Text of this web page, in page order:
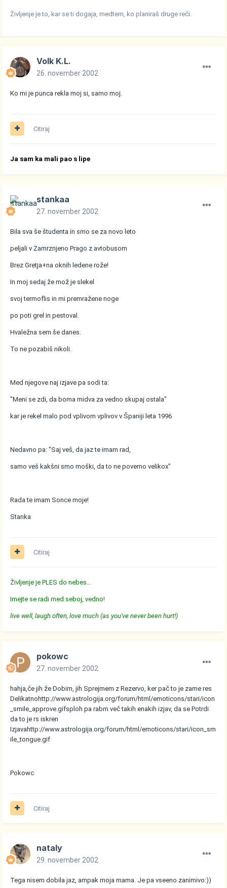
Življenje je to, kar se ti dogaja, medtem, ko planiraš druge reči.
Volk K.L.
26. november 2002
Ko mi je punca rekla moj si, samo moj.
Citiraj
Ja sam ka mali pao s lipe
stankaa
27. november 2002
Bila sva še študenta in smo se za novo leto
peljali v Zamrznjeno Prago z avtobusom
Brez Gretja+na oknih ledene rože!
In moj sedaj že mož je slekel
svoj termoflis in mi premražene noge
po poti grel in pestoval.
Hvaležna sem še danes.
To ne pozabiš nikoli.
Med njegove naj izjave pa sodi ta:
"Meni se zdi, da boma midva za vedno skupaj ostala"
kar je rekel malo pod vplivom vplivov v Španiji leta 1996
Nedavno pa: "Saj veš, da jaz te imam rad,
samo veš kakšni smo moški, da to ne povemo velikox"
Rada te imam Sonce moje!
Stanka
Citiraj
Življenje je PLES do nebes...
Imejte se radi med seboj, vedno!
live well, laugh often, love much (as you've never been hurt!)
pokowc
27. november 2002
hahja,če jih že Dobim, jih Sprejmem z Rezervo, ker pač to je zame res
Delikatnohttp://www.astrologija.org/forum/html/emoticons/stari/icon
_smile_approve.gifsploh pa rabm več takih enakih izjav, da se Potrdi
da to je rs iskren
Izjavahttp://www.astrologija.org/forum/html/emoticons/stari/icon_sm
ile_tongue.gif
Pokowc
Citiraj
nataly
29. november 2002
Tega nisem dobila jaz, ampak moja mama. Je pa vseeno zanimivo:))